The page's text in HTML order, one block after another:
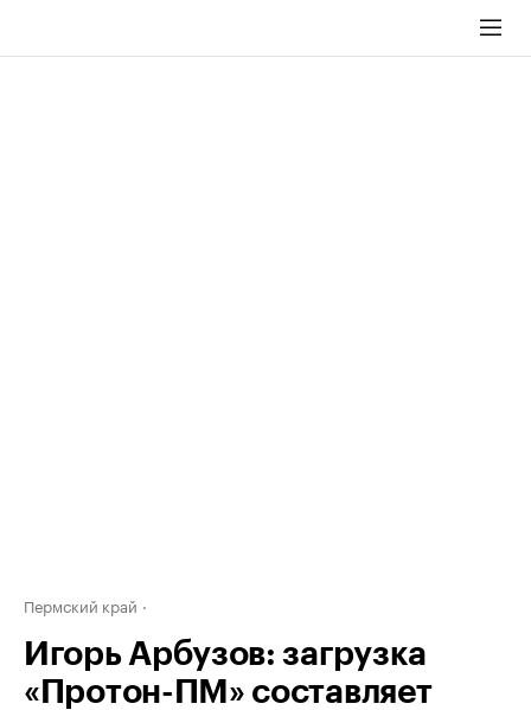
Пермский край
Игорь Арбузов: загрузка
«Протон-ПМ» составляет